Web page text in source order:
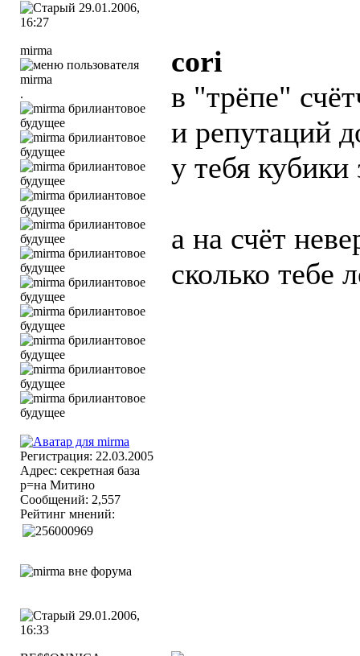
29.01.2006,
16:27
mirma
.
Регистрация: 22.03.2005
Адрес: секретная база
р=на Митино
Сообщений: 2,557
Рейтинг мнений:
cori
в "трёпе"
и репутаций
у тебя
а на счёт
сколько тебе
29.01.2006,
16:33